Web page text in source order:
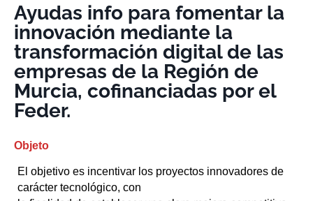
Ayudas info para fomentar la
innovación mediante la
transformación digital de las
empresas de la Región de
Murcia, cofinanciadas por el
Feder.
Objeto
El objetivo es incentivar los proyectos innovadores de
carácter tecnológico, con